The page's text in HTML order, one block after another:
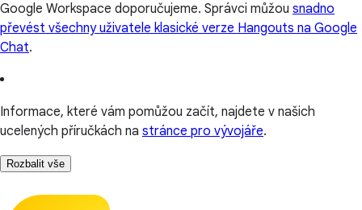
Google Workspace doporučujeme. Správci můžou snadno
převést všechny uživatele klasické verze Hangouts na Google
Chat.
Informace, které vám pomůžou začít, najdete v našich
ucelených příručkách na stránce pro vývojáře.
Rozbalit vše